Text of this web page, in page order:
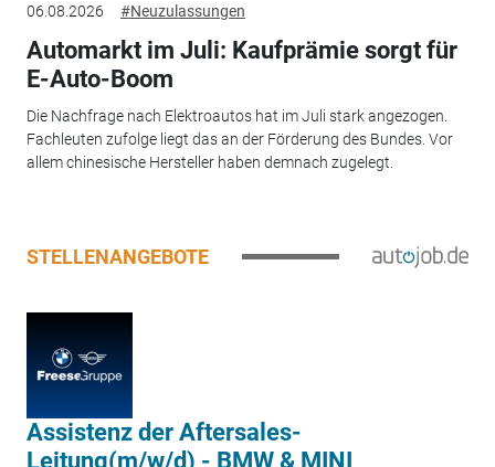
06.08.2026 #Neuzulassungen
Automarkt im Juli: Kaufprämie sorgt für
E-Auto-Boom
Die Nachfrage nach Elektroautos hat im Juli stark angezogen.
Fachleuten zufolge liegt das an der Förderung des Bundes. Vor
allem chinesische Hersteller haben demnach zugelegt.
STELLENANGEBOTE
Assistenz der Aftersales-
Leitung(m/w/d) - BMW & MINI